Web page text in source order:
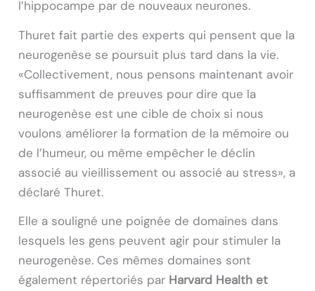
l’hippocampe par de nouveaux neurones.
Thuret fait partie des experts qui pensent que la
neurogenèse se poursuit plus tard dans la vie.
«Collectivement, nous pensons maintenant avoir
suffisamment de preuves pour dire que la
neurogenèse est une cible de choix si nous
voulons améliorer la formation de la mémoire ou
de l’humeur, ou même empêcher le déclin
associé au vieillissement ou associé au stress», a
déclaré Thuret.
Elle a souligné une poignée de domaines dans
lesquels les gens peuvent agir pour stimuler la
neurogenèse. Ces mêmes domaines sont
également répertoriés par Harvard Health et